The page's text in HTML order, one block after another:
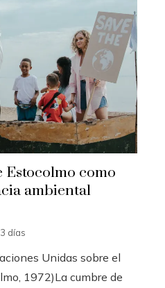
como
ambiental
días
Unidas sobre el
1972)La cumbre de